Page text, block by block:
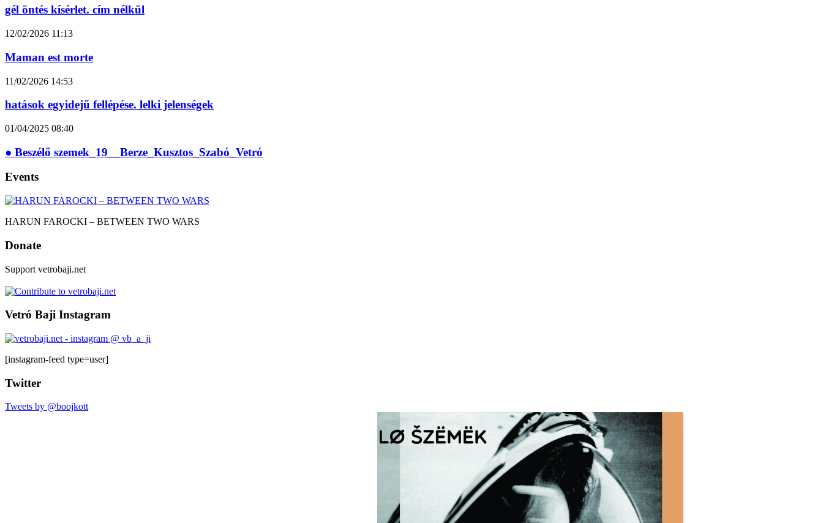
gél öntés kísérlet. cím nélkül
12/02/2026 11:13
Maman est morte
11/02/2026 14:53
hatások egyidejű fellépése. lelki jelenségek
01/04/2025 08:40
● Beszélő szemek_19__Berze_Kusztos_Szabó_Vetró
Events
HARUN FAROCKI – BETWEEN TWO WARS
Donate
Support vetrobaji.net
Vetró Baji Instagram
[instagram-feed type=user]
Twitter
Tweets by @boojkott